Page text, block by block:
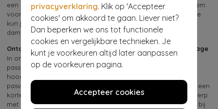
privacyverklaring. Klik op 'Accepteer
cookies' om akkoord te gaan. Liever niet?
Dan beperken we ons tot functionele
cookies en vergelijkbare technieken. Je
kunt je voorkeuren altijd later aanpassen
op de voorkeuren pagina.
Accepteer cookies
een item om te combineren met je werkoutfit of een trendy item
voor een sexy outfit voor een avondje uit, met een zwart vestje
kun je niet fout gaan! Bekijk onze collectie zwarte vestjes voor
dames en bestel jouw favoriet online bij Topvintage.
Ontdek de collectie zwarte vestjes voor dames bij Topvintage
In onze collectie vind je zwarte vestjes voor dames die perfect
passen bij elke stijl en gelegenheid. Elk vestje is gemaakt van
hoogwaardig materiaal, gecontroleerd en heeft een perfecte
pasvorm zodat jij er altijd op je best uitziet! Of je nu houdt van een
korter model, strak model of liever kiest voor een speels ontwerp
met leuke details, bij ons vind je een zwart vestje dat helemaal bij